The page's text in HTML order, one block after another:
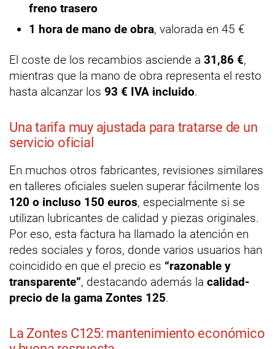
freno trasero
1 hora de mano de obra, valorada en 45 €
El coste de los recambios asciende a 31,86 €,
mientras que la mano de obra representa el resto
hasta alcanzar los 93 € IVA incluido.
Una tarifa muy ajustada para tratarse de un
servicio oficial
En muchos otros fabricantes, revisiones similares
en talleres oficiales suelen superar fácilmente los
120 o incluso 150 euros, especialmente si se
utilizan lubricantes de calidad y piezas originales.
Por eso, esta factura ha llamado la atención en
redes sociales y foros, donde varios usuarios han
coincidido en que el precio es “razonable y
transparente”, destacando además la calidad-
precio de la gama Zontes 125.
La Zontes C125: mantenimiento económico